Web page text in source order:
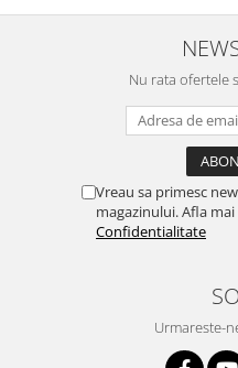
Nu rata ofertele
Vreau sa primesc
magazinului. Afla
Confidentialitate
Urmareste-